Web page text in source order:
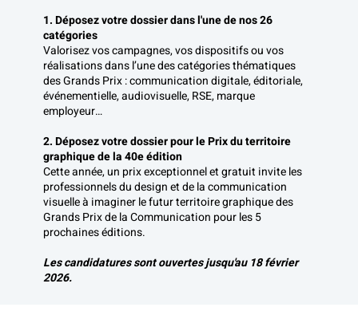
1. Déposez votre dossier dans l'une de nos 26
catégories
Valorisez vos campagnes, vos dispositifs ou vos
réalisations dans l’une des catégories thématiques
des Grands Prix : communication digitale, éditoriale,
événementielle, audiovisuelle, RSE, marque
employeur…
2. Déposez votre dossier pour le Prix du territoire
graphique de la 40e édition
Cette année, un prix exceptionnel et gratuit invite les
professionnels du design et de la communication
visuelle à imaginer le futur territoire graphique des
Grands Prix de la Communication pour les 5
prochaines éditions.
Les candidatures sont ouvertes jusqu'au 18 février
2026.